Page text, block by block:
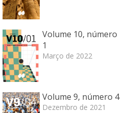
Volume 10, número
1
Março de 2022
Volume 9, número 4
Dezembro de 2021